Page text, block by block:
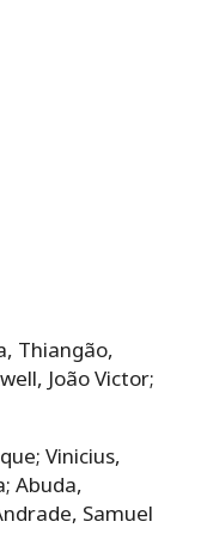
Thiangão,
João Victor;
Vinicius,
Abuda,
Samuel